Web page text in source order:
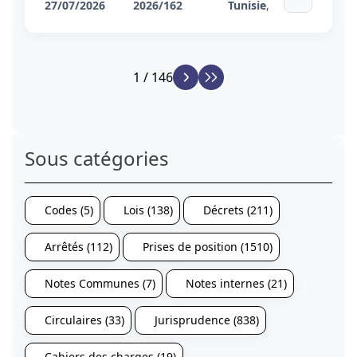
27/07/2026 2026/162 Tunisie,
1 / 146
Sous catégories
Codes (5) Lois (138) Décrets (211)
Arrêtés (112) Prises de position (1510)
Notes Communes (7) Notes internes (21)
Circulaires (33) Jurisprudence (838)